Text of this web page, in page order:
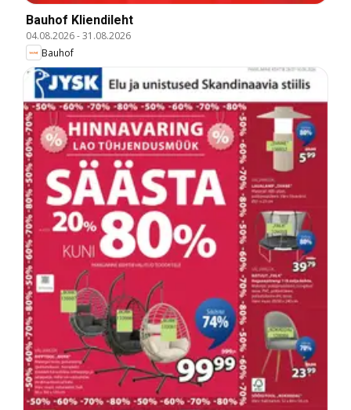
Bauhof Kliendileht
04.08.2026-31.08.2026
Bauhof